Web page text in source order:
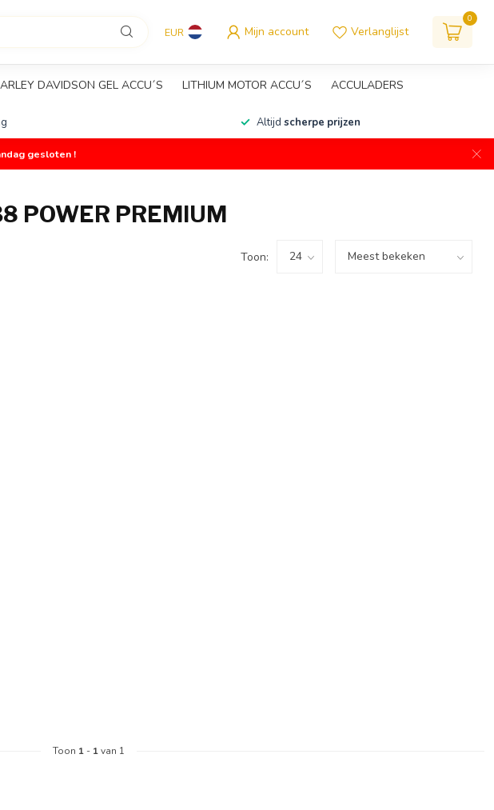
EUR Mijn account Verlanglijst
0
DAVIDSON GEL ACCU´S LITHIUM MOTOR ACCU´S ACCULADERS
Altijd scherpe prijzen
gesloten !
POWER PREMIUM
Toon:
Toon 1 - 1van 1